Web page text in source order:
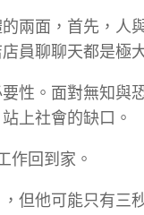
兩面，首先，人
員聊聊天都是極
性。面對無知與
上社會的缺口。
作回到家。
但他可能只有三